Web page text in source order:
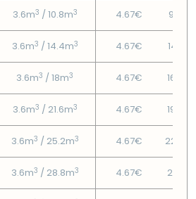
3.6m3 / 10.8m3 4.67€ 9.98€
3.6m3 / 14.4m3 4.67€ 14.41€
3.6m3 / 18m3 4.67€ 16.85€
3.6m3 / 21.6m3 4.67€ 19.67€
3.6m3 / 25.2m3 4.67€
3.6m3 / 28.8m3 4.67€ 25.31€